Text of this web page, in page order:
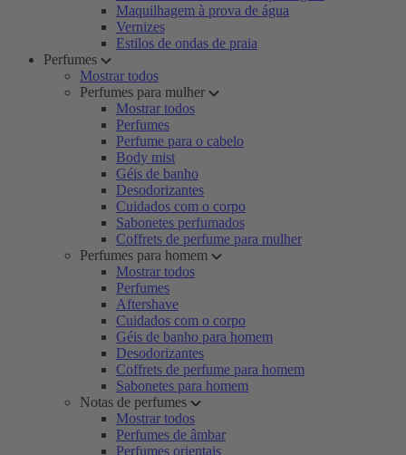
Maquilhagem à prova de água
Vernizes
Estilos de ondas de praia
Perfumes
Mostrar todos
Perfumes para mulher
Mostrar todos
Perfumes
Perfume para o cabelo
Body mist
Géis de banho
Desodorizantes
Cuidados com o corpo
Sabonetes perfumados
Coffrets de perfume para mulher
Perfumes para homem
Mostrar todos
Perfumes
Aftershave
Cuidados com o corpo
Géis de banho para homem
Desodorizantes
Coffrets de perfume para homem
Sabonetes para homem
Notas de perfumes
Mostrar todos
Perfumes de âmbar
Perfumes orientais